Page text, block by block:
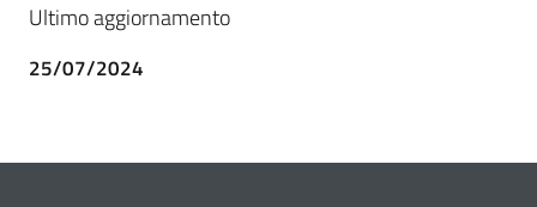
Ultimo aggiornamento
25/07/2024